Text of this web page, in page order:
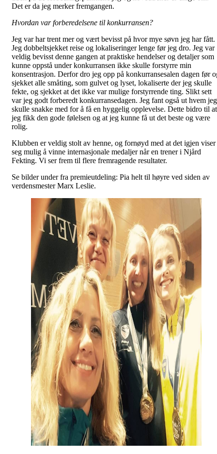
Det er da jeg merker fremgangen.
Hvordan var forberedelsene til konkurransen?
Jeg var har trent mer og vært bevisst på hvor mye søvn jeg har fått.
Jeg dobbeltsjekket reise og lokaliseringer lenge før jeg dro. Jeg var
veldig bevisst denne gangen at praktiske hendelser og detaljer som
kunne oppstå under konkurransen ikke skulle forstyrre min
konsentrasjon. Derfor dro jeg opp på konkurransesalen dagen før
sjekket alle småting, som gulvet og lyset, lokaliserte der jeg skulle
fekte, og sjekket at det ikke var mulige forstyrrende ting. Slikt sett
var jeg godt forberedt konkurransedagen. Jeg fant også ut hvem jeg
skulle snakke med for å få en hyggelig opplevelse. Dette bidro til at
jeg fikk den gode følelsen og at jeg kunne få ut det beste og være
rolig.
Klubben er veldig stolt av henne, og fornøyd med at det igjen viser
seg mulig å vinne internasjonale medaljer når en trener i Njård
Fekting. Vi ser frem til flere fremragende resultater.
Se bilder under fra premieutdeling: Pia helt til høyre ved siden av
verdensmester Marx Leslie.